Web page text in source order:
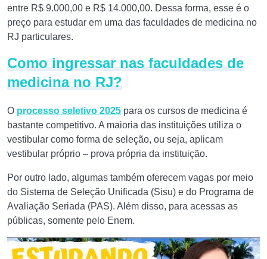
entre R$ 9.000,00 e R$ 14.000,00. Dessa forma, esse é o
preço para estudar em uma das faculdades de medicina no
RJ particulares.
Como ingressar nas faculdades de
medicina no RJ?
O processo seletivo 2025 para os cursos de medicina é
bastante competitivo. A maioria das instituições utiliza o
vestibular como forma de seleção, ou seja, aplicam
vestibular próprio – prova própria da instituição.
Por outro lado, algumas também oferecem vagas por meio
do Sistema de Seleção Unificada (Sisu) e do Programa de
Avaliação Seriada (PAS). Além disso, para acessas as
públicas, somente pelo Enem.